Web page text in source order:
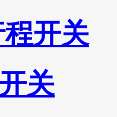
开关
关